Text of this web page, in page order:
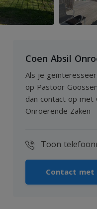
Coen Absil
Als je
op Pastoor
dan contact op met
Onroerende Zaken
Toon
Contact met